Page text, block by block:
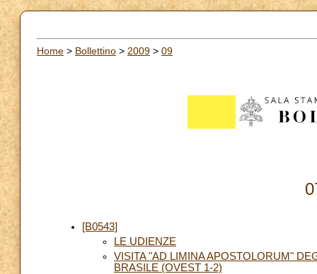
Home > Bollettino > 2009 > 09
[B0543]
LE UDIENZE
VISITA "AD LIMINA APOSTOLORUM"
BRASILE (OVEST 1-2)